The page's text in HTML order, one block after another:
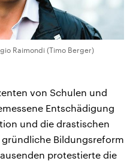
Raimondi (Timo Berger)
von Schulen und
Entschädigung
und die drastischen
Bildungsreform
protestierte die